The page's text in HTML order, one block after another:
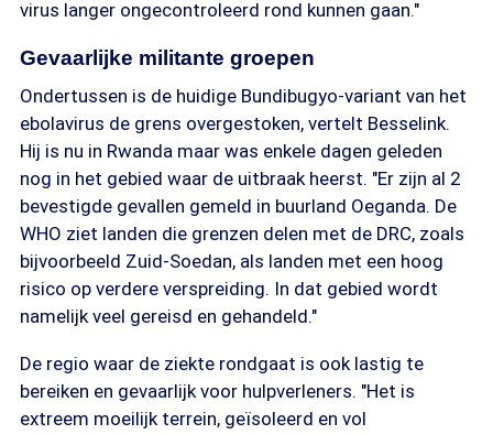
virus langer ongecontroleerd rond kunnen gaan."
Gevaarlijke militante groepen
Ondertussen is de huidige Bundibugyo-variant van het
ebolavirus de grens overgestoken, vertelt Besselink.
Hij is nu in Rwanda maar was enkele dagen geleden
nog in het gebied waar de uitbraak heerst. "Er zijn al 2
bevestigde gevallen gemeld in buurland Oeganda. De
WHO ziet landen die grenzen delen met de DRC, zoals
bijvoorbeeld Zuid-Soedan, als landen met een hoog
risico op verdere verspreiding. In dat gebied wordt
namelijk veel gereisd en gehandeld."
De regio waar de ziekte rondgaat is ook lastig te
bereiken en gevaarlijk voor hulpverleners. "Het is
extreem moeilijk terrein, geïsoleerd en vol